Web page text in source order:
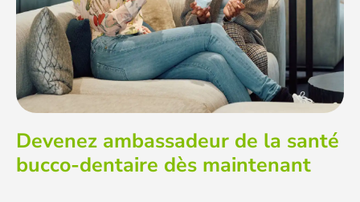
Devenez ambassadeur de la santé
bucco-dentaire dès maintenant